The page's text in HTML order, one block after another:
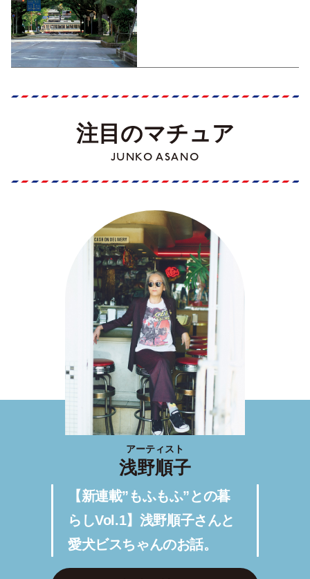
注目のマチュア
JUNKO ASANO
アーティスト
浅野順子
【新連載”もふもふ”との暮
らしVol.1】浅野順子さんと
愛犬ビスちゃんのお話。